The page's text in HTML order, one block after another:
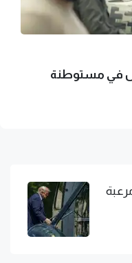
في مستوطنة